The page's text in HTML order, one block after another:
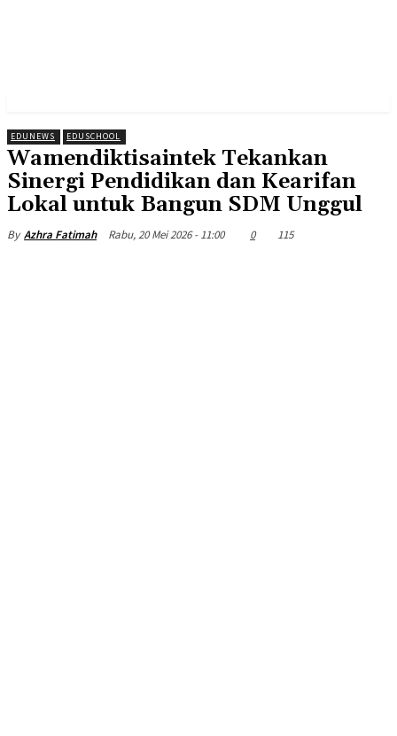
EDUNEWS EDUSCHOOL
Wamendiktisaintek Tekankan
Sinergi Pendidikan dan Kearifan
Lokal untuk Bangun SDM Unggul
By Azhra Fatimah Rabu, 20 Mei 2026 - 11:00 0 115